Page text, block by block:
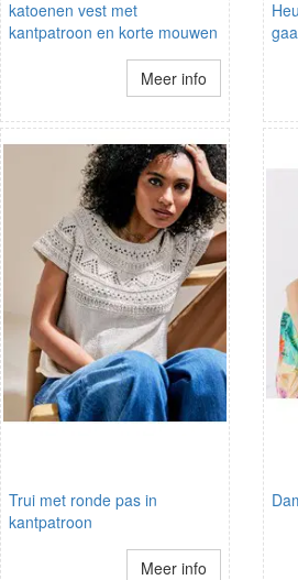
katoenen vest met
kantpatroon en korte mouwen
Meer info
Trui met ronde pas in
kantpatroon
Meer info